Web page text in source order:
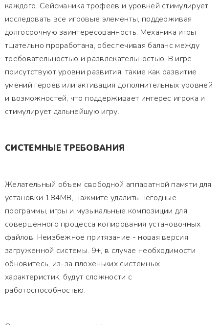
каждого. Сейсманика трофеев и уровней стимулирует
исследовать все игровые элементы, поддерживая
долгосрочную заинтересованность. Механика игры
тщательно проработана, обеспечивая баланс между
требовательностью и развлекательностью. В игре
присутствуют уровни развития, такие как развитие
умений героев или активация дополнительных уровней
и возможностей, что поддерживает интерес игрока и
стимулирует дальнейшую игру.
СИСТЕМНЫЕ ТРЕБОВАНИЯ
Желательный объем свободной аппаратной памяти для
установки 184MB, нажмите удалить негодные
программы, игры и музыкальные композиции для
совершенного процесса копирования установочных
файлов. Неизбежное притязание - новая версия
загруженной системы. 9+, в случае необходимости
обновитесь, из-за плохеньких системных
характеристик, будут сложности с
работоспособностью.